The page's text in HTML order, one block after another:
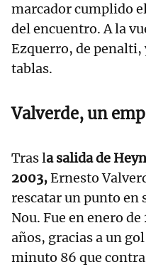
marcador cumplido
del encuentro. A la
Ezquerro, de
tablas.
Valverde, un
Tras la salida de
2003,Ernesto
rescatar un punto en
Nou. Fue en enero
años, gracias a un
minuto 86 que